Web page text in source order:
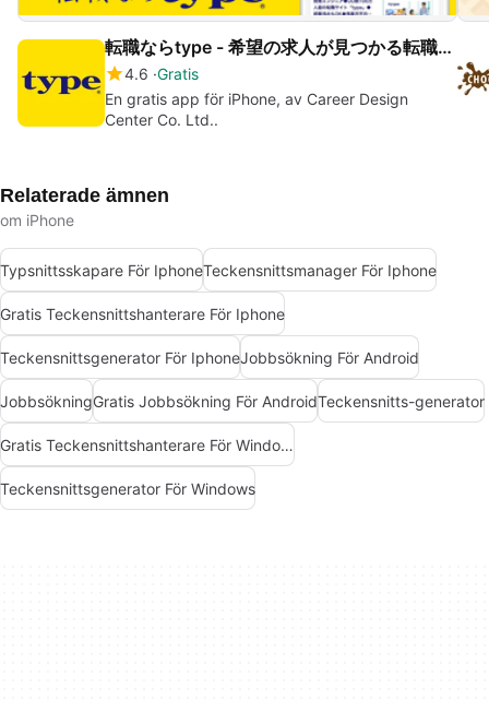
転職ならtype - 希望の求人が見つかる転職サイト
4.6 Gratis
En gratis app för iPhone, av Career Design
Center Co. Ltd..
Relaterade ämnen
om iPhone
Typsnittsskapare För IphoneTeckensnittsmanager För Iphone
Gratis Teckensnittshanterare För Iphone
Teckensnittsgenerator För IphoneJobbsökning För Android
JobbsökningGratis Jobbsökning För AndroidTeckensnitts-generator
Gratis Teckensnittshanterare För Windows
Teckensnittsgenerator För Windows